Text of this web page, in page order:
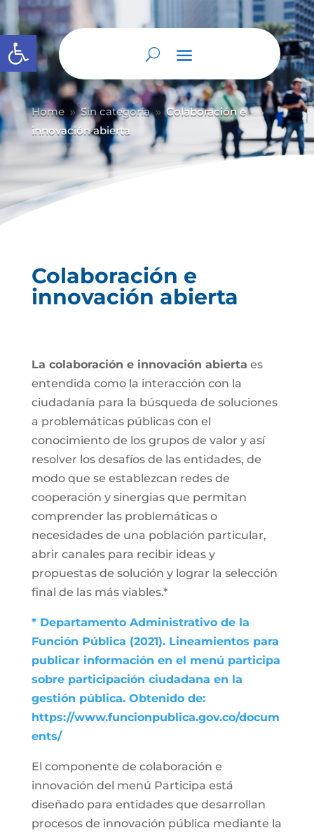
Abrir barra de herramientas
Home 9 Sin categoría 9 Colaboración e
innovación abierta
Colaboración e
innovación abierta
La colaboración e innovación abierta es
entendida como la interacción con la
ciudadanía para la búsqueda de soluciones
a problemáticas públicas con el
conocimiento de los grupos de valor y así
resolver los desafíos de las entidades, de
modo que se establezcan redes de
cooperación y sinergias que permitan
comprender las problemáticas o
necesidades de una población particular,
abrir canales para recibir ideas y
propuestas de solución y lograr la selección
final de las más viables.*
* Departamento Administrativo de la
Función Pública (2021). Lineamientos para
publicar información en el menú participa
sobre participación ciudadana en la
gestión pública. Obtenido de:
https://www.funcionpublica.gov.co/docum
ents/
El componente de colaboración e
innovación del menú Participa está
diseñado para entidades que desarrollan
procesos de innovación pública mediante la